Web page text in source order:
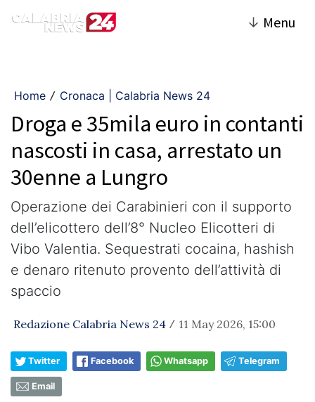
↓ Menu
Home / Cronaca | Calabria News 24
Droga e 35mila euro in contanti
nascosti in casa, arrestato un
30enne a Lungro
Operazione dei Carabinieri con il supporto
dell’elicottero dell’8° Nucleo Elicotteri di
Vibo Valentia. Sequestrati cocaina, hashish
e denaro ritenuto provento dell’attività di
spaccio
Redazione Calabria News 24 / 11 May 2026, 15:00
Twitter Facebook Whatsapp Telegram
Email